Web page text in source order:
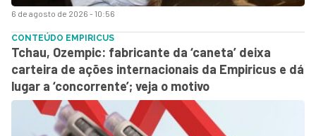
6 de agosto de 2026 - 10:56
CONTEÚDO EMPIRICUS
Tchau, Ozempic: fabricante da ‘caneta’ deixa
carteira de ações internacionais da Empiricus e dá
lugar a ‘concorrente’; veja o motivo